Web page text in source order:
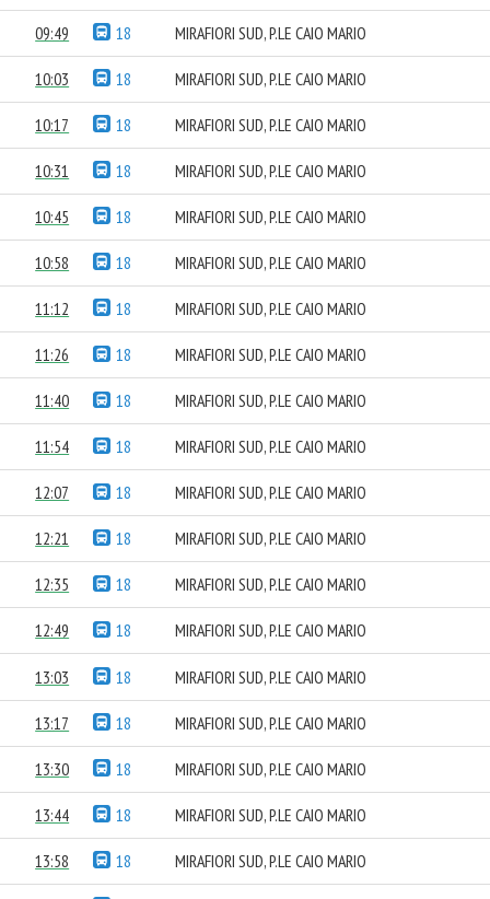
09:49 18 MIRAFIORI SUD, P.LE CAIO MARIO
10:03 18 MIRAFIORI SUD, P.LE CAIO MARIO
10:17 18 MIRAFIORI SUD, P.LE CAIO MARIO
10:31 18 MIRAFIORI SUD, P.LE CAIO MARIO
10:45 18 MIRAFIORI SUD, P.LE CAIO MARIO
10:58 18 MIRAFIORI SUD, P.LE CAIO MARIO
11:12 18 MIRAFIORI SUD, P.LE CAIO MARIO
11:26 18 MIRAFIORI SUD, P.LE CAIO MARIO
11:40 18 MIRAFIORI SUD, P.LE CAIO MARIO
11:54 18 MIRAFIORI SUD, P.LE CAIO MARIO
12:07 18 MIRAFIORI SUD, P.LE CAIO MARIO
12:21 18 MIRAFIORI SUD, P.LE CAIO MARIO
12:35 18 MIRAFIORI SUD, P.LE CAIO MARIO
12:49 18 MIRAFIORI SUD, P.LE CAIO MARIO
13:03 18 MIRAFIORI SUD, P.LE CAIO MARIO
13:17 18 MIRAFIORI SUD, P.LE CAIO MARIO
13:30 18 MIRAFIORI SUD, P.LE CAIO MARIO
13:44 18 MIRAFIORI SUD, P.LE CAIO MARIO
13:58 18 MIRAFIORI SUD, P.LE CAIO MARIO